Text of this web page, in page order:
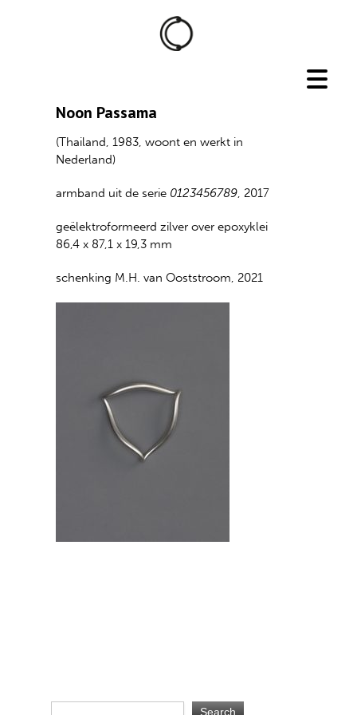
Noon Passama
(Thailand, 1983, woont en werkt in
Nederland)
armband uit de serie 0123456789, 2017
geëlektroformeerd zilver over epoxyklei
86,4 x 87,1 x 19,3 mm
schenking M.H. van Ooststroom, 2021